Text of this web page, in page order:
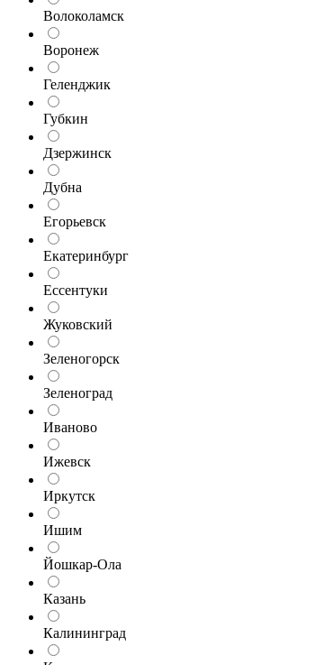
Волоколамск
Воронеж
Геленджик
Губкин
Дзержинск
Дубна
Егорьевск
Екатеринбург
Ессентуки
Жуковский
Зеленогорск
Зеленоград
Иваново
Ижевск
Иркутск
Ишим
Йошкар-Ола
Казань
Калининград